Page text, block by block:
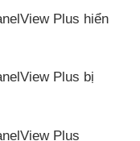
Plus hiển
Plus bị
Plus